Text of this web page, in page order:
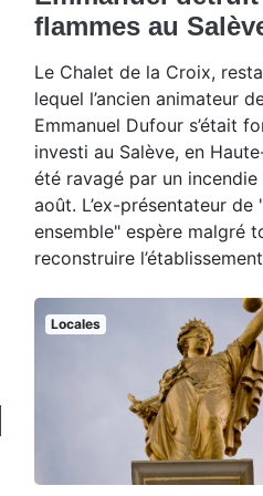
flammes au
Le Chalet de la Croix,
lequel l’ancien animateur
Emmanuel Dufour s’était
investi au Salève, en
été ravagé par un
août. L’ex-présentateur de
ensemble" espère malgré
reconstruire
Locales